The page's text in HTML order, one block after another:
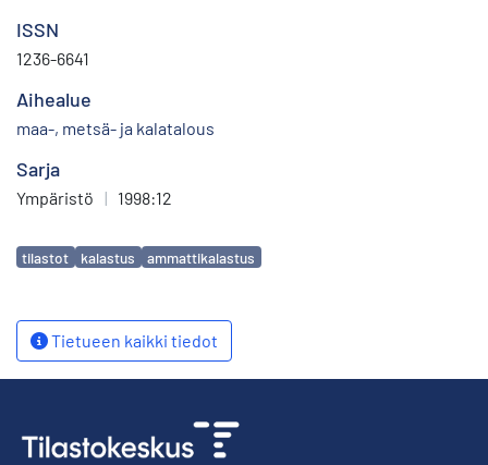
ISSN
1236-6641
Aihealue
maa-, metsä- ja kalatalous
Sarja
Ympäristö | 1998:12
Avainsanat
tilastot kalastus ammattikalastus
Tietueen kaikki tiedot